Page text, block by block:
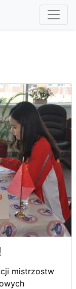
mistrzostw